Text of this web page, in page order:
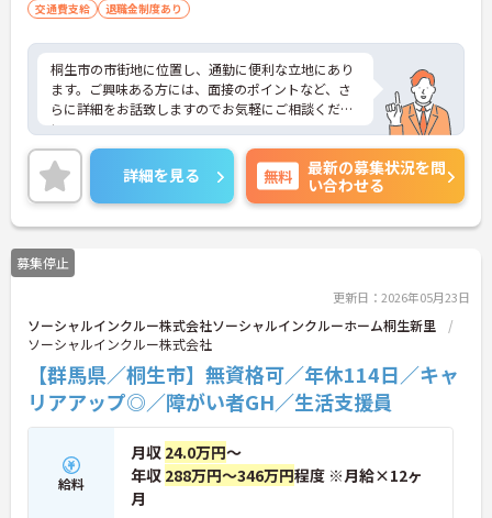
交通費支給
退職金制度あり
桐生市の市街地に位置し、通勤に便利な立地にあり
ます。ご興味ある方には、面接のポイントなど、さ
らに詳細をお話致しますのでお気軽にご相談くださ
い。
詳細を見る 無料
最新の募集状況を問
い合わせる
募集停止
更新日：2026年05月23日
ソーシャルインクルー株式会社ソーシャルインクルーホーム桐生新里
ソーシャルインクルー株式会社
【群馬県／桐生市】無資格可／年休114日／キャ
リアアップ◎／障がい者GH／生活支援員
給料
月収 24.0万円～
年収 288万円～346万円程度 ※月給×12ヶ
月